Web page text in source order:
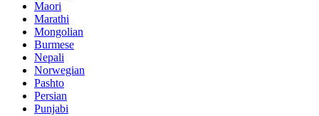
Maori
Marathi
Mongolian
Burmese
Nepali
Norwegian
Pashto
Persian
Punjabi